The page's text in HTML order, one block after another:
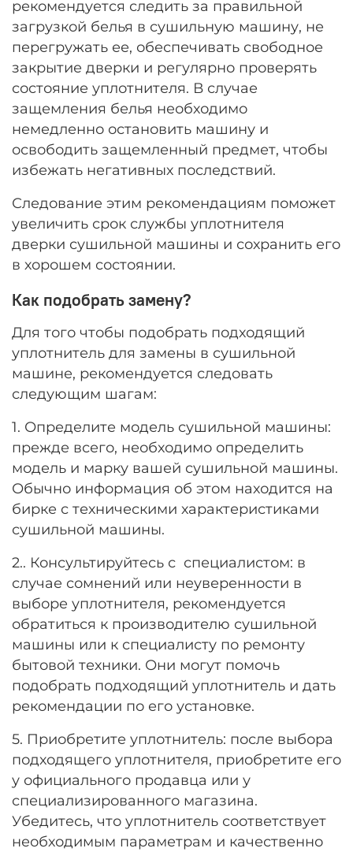
рекомендуется следить за правильной
загрузкой белья в сушильную машину, не
перегружать ее, обеспечивать свободное
закрытие дверки и регулярно проверять
состояние уплотнителя. В случае
защемления белья необходимо
немедленно остановить машину и
освободить защемленный предмет, чтобы
избежать негативных последствий.
Следование этим рекомендациям поможет
увеличить срок службы уплотнителя
дверки сушильной машины и сохранить его
в хорошем состоянии.
Как подобрать замену?
Для того чтобы подобрать подходящий
уплотнитель для замены в сушильной
машине, рекомендуется следовать
следующим шагам:
1. Определите модель сушильной машины:
прежде всего, необходимо определить
модель и марку вашей сушильной машины.
Обычно информация об этом находится на
бирке с техническими характеристиками
сушильной машины.
2.. Консультируйтесь с специалистом: в
случае сомнений или неуверенности в
выборе уплотнителя, рекомендуется
обратиться к производителю сушильной
машины или к специалисту по ремонту
бытовой техники. Они могут помочь
подобрать подходящий уплотнитель и дать
рекомендации по его установке.
5. Приобретите уплотнитель: после выбора
подходящего уплотнителя, приобретите его
у официального продавца или у
специализированного магазина.
Убедитесь, что уплотнитель соответствует
необходимым параметрам и качественно